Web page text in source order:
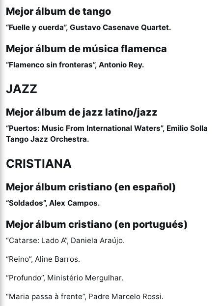
Mejor álbum de tango
“Fuelle y cuerda”, Gustavo Casenave Quartet.
Mejor álbum de música flamenca
“Flamenco sin fronteras”, Antonio Rey.
JAZZ
Mejor álbum de jazz latino/jazz
“Puertos: Music From International Waters”, Emilio Solla
Tango Jazz Orchestra.
CRISTIANA
Mejor álbum cristiano (en español)
“Soldados”, Alex Campos.
Mejor álbum cristiano (en portugués)
“Catarse: Lado A”, Daniela Araújo.
“Reino”, Aline Barros.
“Profundo”, Ministério Mergulhar.
“Maria passa à frente”, Padre Marcelo Rossi.